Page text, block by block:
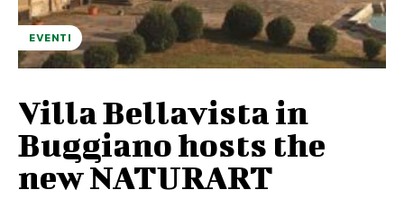
EVENTI
Villa Bellavista in
Buggiano hosts the
new NATURART